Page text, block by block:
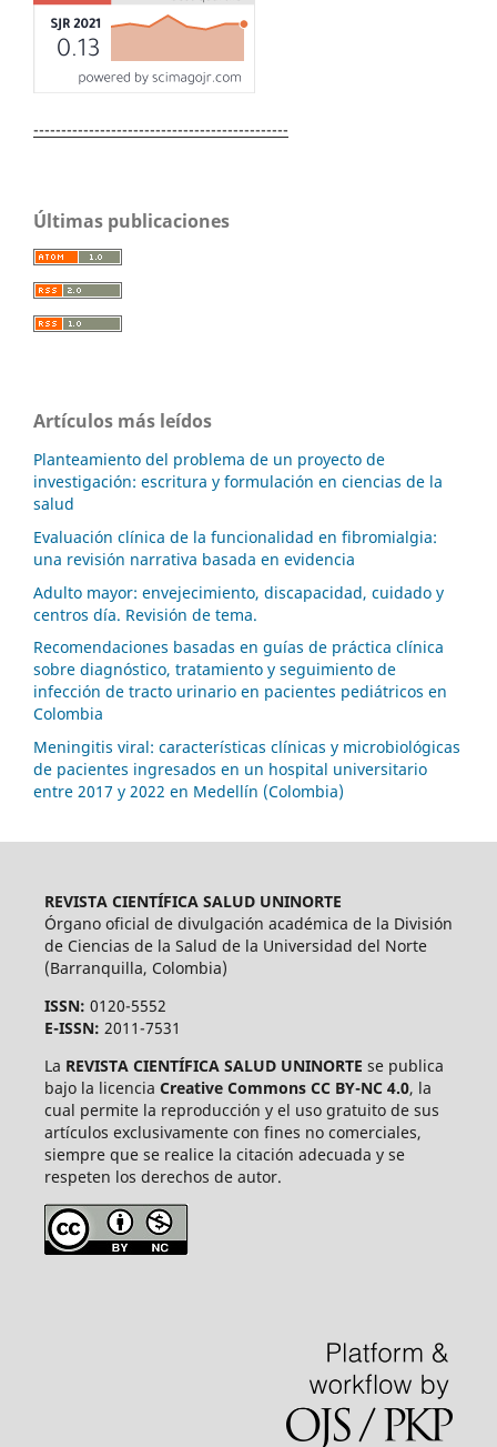
----------------------------------------------
Últimas publicaciones
Artículos más leídos
Planteamiento del problema de un proyecto de
investigación: escritura y formulación en ciencias de la
salud
Evaluación clínica de la funcionalidad en fibromialgia:
una revisión narrativa basada en evidencia
Adulto mayor: envejecimiento, discapacidad, cuidado y
centros día. Revisión de tema.
Recomendaciones basadas en guías de práctica clínica
sobre diagnóstico, tratamiento y seguimiento de
infección de tracto urinario en pacientes pediátricos en
Colombia
Meningitis viral: características clínicas y microbiológicas
de pacientes ingresados en un hospital universitario
entre 2017 y 2022 en Medellín (Colombia)
REVISTA CIENTÍFICA SALUD UNINORTE
Órgano oficial de divulgación académica de la División
de Ciencias de la Salud de la Universidad del Norte
(Barranquilla, Colombia)
ISSN: 0120-5552
E-ISSN: 2011-7531
La REVISTA CIENTÍFICA SALUD UNINORTE se publica
bajo la licencia Creative Commons CC BY-NC 4.0, la
cual permite la reproducción y el uso gratuito de sus
artículos exclusivamente con fines no comerciales,
siempre que se realice la citación adecuada y se
respeten los derechos de autor.